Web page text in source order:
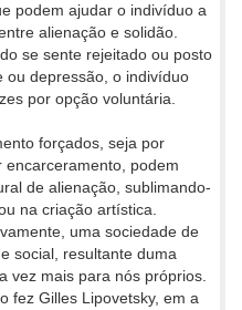
podem ajudar o indivíduo a
alienação e solidão.
se sente rejeitado ou posto
ou depressão, o indivíduo
por opção voluntária.
forçados, seja por
podem
de alienação, sublimando-
na criação artística.
uma sociedade de
social, resultante duma
vez mais para nós próprios.
fez Gilles Lipovetsky, em a